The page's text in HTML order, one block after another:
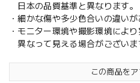
日本の品質基準と異なります。
・細かな傷や多少色合いの違い
・モニター環境や撮影環境によ
異なって見える場合がございま
この商品を